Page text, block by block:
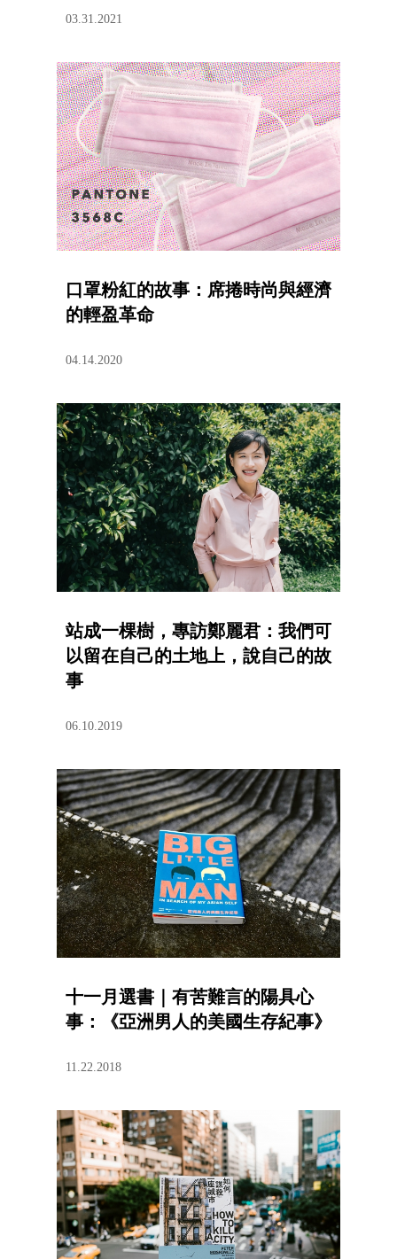
03.31.2021
口罩粉紅的故事：席捲時尚與經濟
的輕盈革命
04.14.2020
站成一棵樹，專訪鄭麗君：我們可
以留在自己的土地上，說自己的故
事
06.10.2019
十一月選書｜有苦難言的陽具心
事：《亞洲男人的美國生存紀事》
11.22.2018